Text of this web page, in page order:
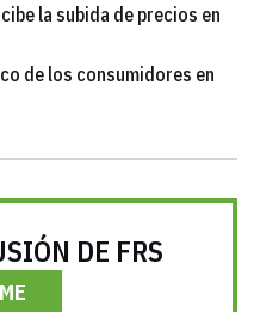
la subida de precios en
de los consumidores en
DE FRS